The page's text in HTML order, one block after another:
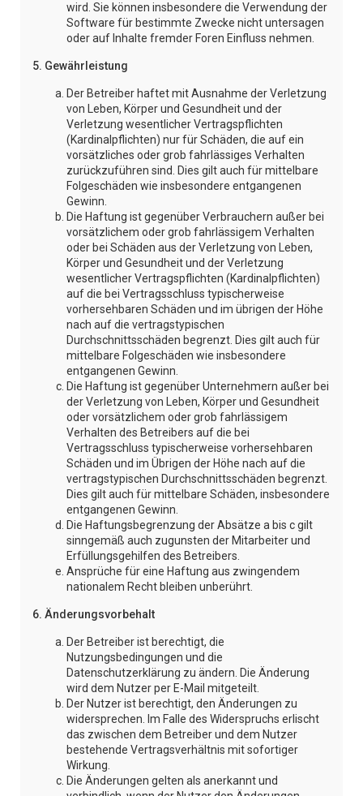
wird. Sie können insbesondere die Verwendung der
Software für bestimmte Zwecke nicht untersagen
oder auf Inhalte fremder Foren Einfluss nehmen.
5. Gewährleistung
Der Betreiber haftet mit Ausnahme der Verletzung
von Leben, Körper und Gesundheit und der
Verletzung wesentlicher Vertragspflichten
(Kardinalpflichten) nur für Schäden, die auf ein
vorsätzliches oder grob fahrlässiges Verhalten
zurückzuführen sind. Dies gilt auch für mittelbare
Folgeschäden wie insbesondere entgangenen
Gewinn.
Die Haftung ist gegenüber Verbrauchern außer bei
vorsätzlichem oder grob fahrlässigem Verhalten
oder bei Schäden aus der Verletzung von Leben,
Körper und Gesundheit und der Verletzung
wesentlicher Vertragspflichten (Kardinalpflichten)
auf die bei Vertragsschluss typischerweise
vorhersehbaren Schäden und im übrigen der Höhe
nach auf die vertragstypischen
Durchschnittsschäden begrenzt. Dies gilt auch für
mittelbare Folgeschäden wie insbesondere
entgangenen Gewinn.
Die Haftung ist gegenüber Unternehmern außer bei
der Verletzung von Leben, Körper und Gesundheit
oder vorsätzlichem oder grob fahrlässigem
Verhalten des Betreibers auf die bei
Vertragsschluss typischerweise vorhersehbaren
Schäden und im Übrigen der Höhe nach auf die
vertragstypischen Durchschnittsschäden begrenzt.
Dies gilt auch für mittelbare Schäden, insbesondere
entgangenen Gewinn.
Die Haftungsbegrenzung der Absätze a bis c gilt
sinngemäß auch zugunsten der Mitarbeiter und
Erfüllungsgehilfen des Betreibers.
Ansprüche für eine Haftung aus zwingendem
nationalem Recht bleiben unberührt.
6. Änderungsvorbehalt
Der Betreiber ist berechtigt, die
Nutzungsbedingungen und die
Datenschutzerklärung zu ändern. Die Änderung
wird dem Nutzer per E-Mail mitgeteilt.
Der Nutzer ist berechtigt, den Änderungen zu
widersprechen. Im Falle des Widerspruchs erlischt
das zwischen dem Betreiber und dem Nutzer
bestehende Vertragsverhältnis mit sofortiger
Wirkung.
Die Änderungen gelten als anerkannt und